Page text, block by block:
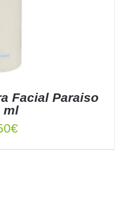
Facial Paraiso
ml
€